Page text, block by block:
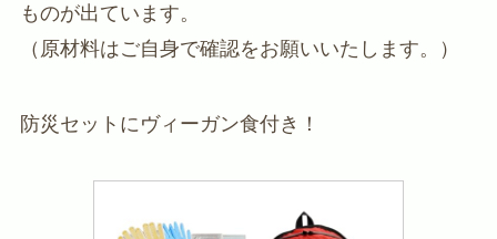
ものが出ています。
（原材料はご自身で確認をお願いいたします。）
防災セットにヴィーガン食付き！